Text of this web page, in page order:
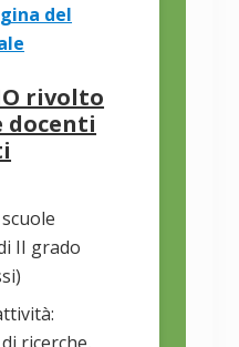
del
rivolto
docenti
II grado